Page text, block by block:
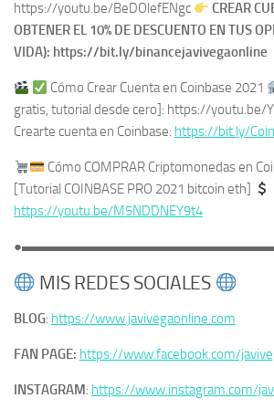
https://youtu.be/BeDOlefENgc
CREAR
OBTENER EL 10% DE DESCUENTO EN TUS
VIDA): https://bit.ly/binancejavivegaonline
Cómo Crear Cuenta en Coinbase 2021
gratis, tutorial desde cero]: https://youtu.be/
Crearte cuenta en Coinbase: https://bit.ly/
Cómo COMPRAR Criptomonedas en
[Tutorial COINBASE PRO 2021 bitcoin eth]
https://youtu.be/M5NDDNEY9t4
MIS REDES SOCIALES
BLOG: https://www.javivegaonline.com
FAN PAGE: https://www.facebook.com/
INSTAGRAM: https://www.instagram.com/